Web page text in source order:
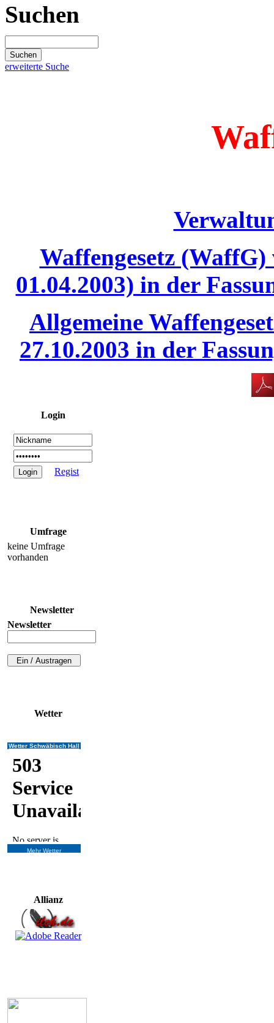
Suchen
erweiterte Suche
Waffengesetz
01.04.2003) in der
Allgemeine
27.10.2003 in der
Login
Regist
Umfrage
keine Umfrage
vorhanden
Newsletter
Newsletter
Wetter
Wetter Schwäbisch Hall
Mehr Wetter
Allianz